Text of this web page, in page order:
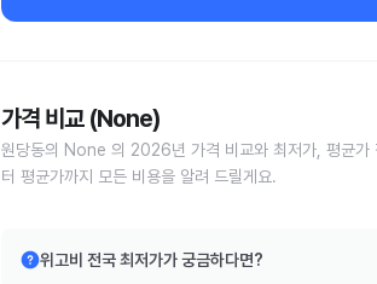
가격 비교 (None)
원당동의 None 의 2026년 가격 비교와 최저가, 평균가
터 평균가까지 모든 비용을 알려 드릴게요.
위고비 전국 최저가가 궁금하다면?